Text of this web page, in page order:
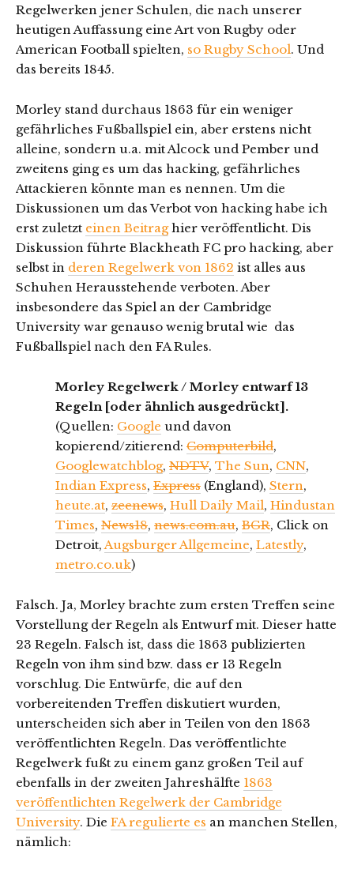
Regelwerken jener Schulen, die nach unserer
heutigen Auffassung eine Art von Rugby oder
American Football spielten, so Rugby School. Und
das bereits 1845.
Morley stand durchaus 1863 für ein weniger
gefährliches Fußballspiel ein, aber erstens nicht
alleine, sondern u.a. mit Alcock und Pember und
zweitens ging es um das hacking, gefährliches
Attackieren könnte man es nennen. Um die
Diskussionen um das Verbot von hacking habe ich
erst zuletzt einen Beitraghier veröffentlicht. Dis
Diskussion führte Blackheath FC pro hacking, aber
selbst in deren Regelwerk von 1862 ist alles aus
Schuhen Herausstehende verboten. Aber
insbesondere das Spiel an der Cambridge
University war genauso wenig brutal wie das
Fußballspiel nach den FA Rules.
Morley Regelwerk / Morley entwarf 13
Regeln [oder ähnlich ausgedrückt].
(Quellen: Google und davon
kopierend/zitierend: Computerbild,
Googlewatchblog, NDTV, The Sun, CNN,
Indian Express, Express (England), Stern,
heute.at, zeenews, Hull Daily Mail, Hindustan
Times, News18, news.com.au, BGR, Click on
Detroit,Augsburger Allgemeine, Latestly,
metro.co.uk)
Falsch. Ja, Morley brachte zum ersten Treffen seine
Vorstellung der Regeln als Entwurf mit. Dieser hatte
23 Regeln. Falsch ist, dass die 1863 publizierten
Regeln von ihm sind bzw. dass er 13 Regeln
vorschlug. Die Entwürfe, die auf den
vorbereitenden Treffen diskutiert wurden,
unterscheiden sich aber in Teilen von den 1863
veröffentlichten Regeln. Das veröffentlichte
Regelwerk fußt zu einem ganz großen Teil auf
ebenfalls in der zweiten Jahreshälfte 1863
veröffentlichten Regelwerk der Cambridge
University. Die FA regulierte es an manchen Stellen,
nämlich: